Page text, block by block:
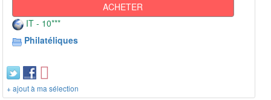
ACHETER
IT - 10***
Philatéliques
+ ajout à ma sélection